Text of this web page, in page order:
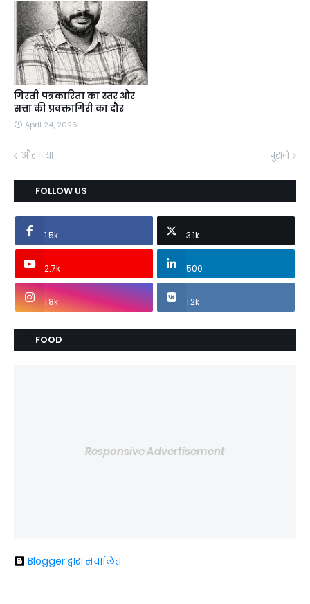
गिरती पत्रकारिता का स्तर और
सत्ता की प्रवक्तागिरी का दौर
April 24, 2026
और नया पुराने
FOLLOW US
1.5k 3.1k
2.7k 500
1.8k 1.2k
FOOD
Responsive Advertisement
Blogger द्वारा संचालित